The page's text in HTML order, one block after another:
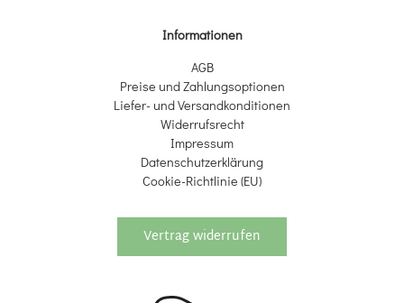
Informationen
AGB
Preise und Zahlungsoptionen
Liefer- und Versandkonditionen
Widerrufsrecht
Impressum
Datenschutzerklärung
Cookie-Richtlinie (EU)
Vertrag widerrufen